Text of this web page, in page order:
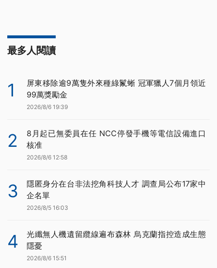
最多人閱讀
1
屏東移除逾9萬隻外來種綠鬣蜥 冠軍獵人7個月領近
99萬獎勵金
2026/8/6 19:39
2
8月起已無委員在任 NCC停發手機等電信設備進口
核准
2026/8/6 12:58
3
隱匿身分在台非法挖角科技人才 調查局公布17家中
企名單
2026/8/5 16:03
4
光纖無人機遺留纜線遍布森林 烏克蘭指控造成生態
隱憂
2026/8/6 15:51